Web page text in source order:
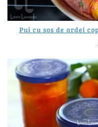
Pui cu sos de ardei